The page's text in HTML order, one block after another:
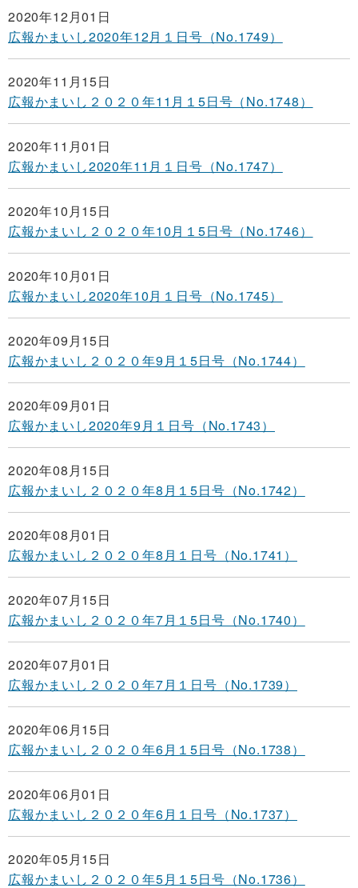
2020年12月01日
広報かまいし2020年12月１日号（No.1749）
2020年11月15日
広報かまいし２０２０年11月１5日号（No.1748）
2020年11月01日
広報かまいし2020年11月１日号（No.1747）
2020年10月15日
広報かまいし２０２０年10月１5日号（No.1746）
2020年10月01日
広報かまいし2020年10月１日号（No.1745）
2020年09月15日
広報かまいし２０２０年9月１5日号（No.1744）
2020年09月01日
広報かまいし2020年9月１日号（No.1743）
2020年08月15日
広報かまいし２０２０年8月１5日号（No.1742）
2020年08月01日
広報かまいし２０２０年8月１日号（No.1741）
2020年07月15日
広報かまいし２０２０年7月１5日号（No.1740）
2020年07月01日
広報かまいし２０２０年7月１日号（No.1739）
2020年06月15日
広報かまいし２０２０年6月１5日号（No.1738）
2020年06月01日
広報かまいし２０２０年6月１日号（No.1737）
2020年05月15日
広報かまいし２０２０年5月１5日号（No.1736）